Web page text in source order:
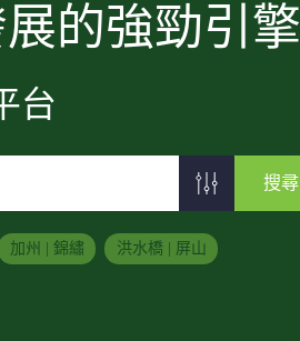
的強勁引擎
台
搜尋
加州 | 錦繡 洪水橋 | 屏山